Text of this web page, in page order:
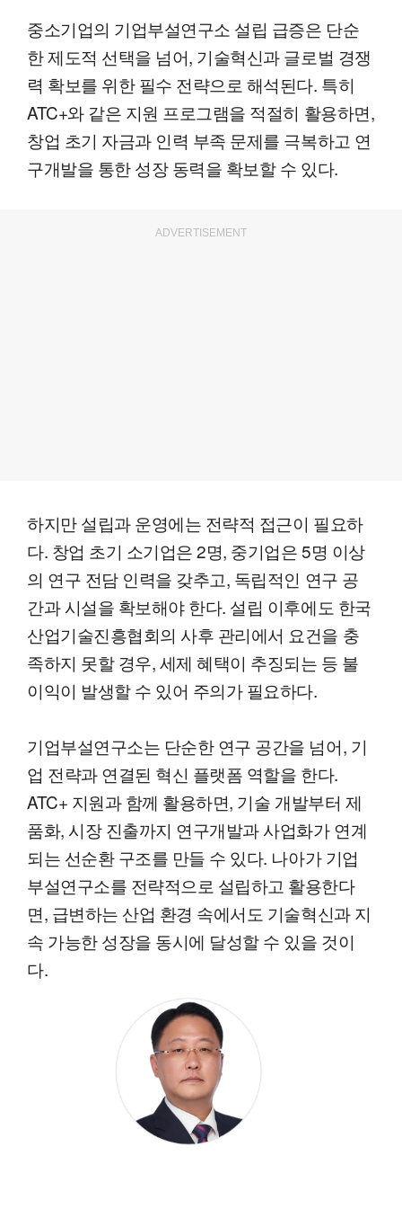
중소기업의 기업부설연구소 설립 급증은 단순
한 제도적 선택을 넘어, 기술혁신과 글로벌 경쟁
력 확보를 위한 필수 전략으로 해석된다. 특히
ATC+와 같은 지원 프로그램을 적절히 활용하면,
창업 초기 자금과 인력 부족 문제를 극복하고 연
구개발을 통한 성장 동력을 확보할 수 있다.
ADVERTISEMENT
하지만 설립과 운영에는 전략적 접근이 필요하
다. 창업 초기 소기업은 2명, 중기업은 5명 이상
의 연구 전담 인력을 갖추고, 독립적인 연구 공
간과 시설을 확보해야 한다. 설립 이후에도 한국
산업기술진흥협회의 사후 관리에서 요건을 충
족하지 못할 경우, 세제 혜택이 추징되는 등 불
이익이 발생할 수 있어 주의가 필요하다.
기업부설연구소는 단순한 연구 공간을 넘어, 기
업 전략과 연결된 혁신 플랫폼 역할을 한다.
ATC+ 지원과 함께 활용하면, 기술 개발부터 제
품화, 시장 진출까지 연구개발과 사업화가 연계
되는 선순환 구조를 만들 수 있다. 나아가 기업
부설연구소를 전략적으로 설립하고 활용한다
면, 급변하는 산업 환경 속에서도 기술혁신과 지
속 가능한 성장을 동시에 달성할 수 있을 것이
다.